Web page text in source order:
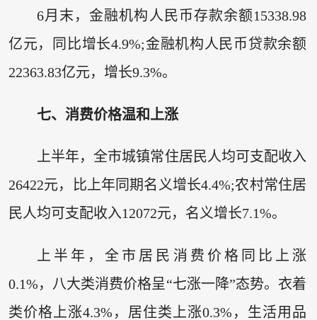
6月末，金融机构人民币存款余额15338.98
亿元，同比增长4.9%;金融机构人民币贷款余额
22363.83亿元，增长9.3%。
七、消费价格温和上涨
上半年，全市城镇常住居民人均可支配收入
26422元，比上年同期名义增长4.4%;农村常住居
民人均可支配收入12072元，名义增长7.1%。
上半年，全市居民消费价格同比上涨
0.1%，八大类消费价格呈“七涨一降”态势。衣着
类价格上涨4.3%，居住类上涨0.3%，生活用品